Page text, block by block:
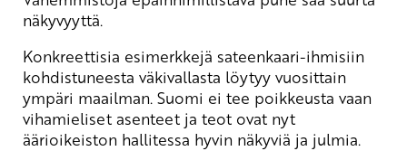
näkyvyyttä.
Konkreettisia esimerkkejä sateenkaari-ihmisiin
kohdistuneesta väkivallasta löytyy vuosittain
ympäri maailman. Suomi ei tee poikkeusta vaan
vihamieliset asenteet ja teot ovat nyt
äärioikeiston hallitessa hyvin näkyviä ja julmia.